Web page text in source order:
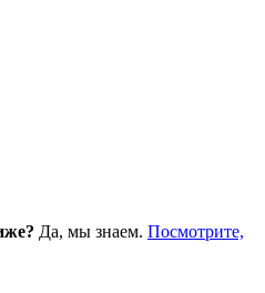
Да, мы знаем. Посмотрите,